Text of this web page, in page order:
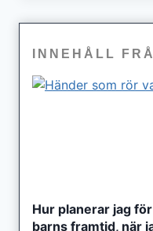
INNEHÅLL
Hur planerar jag
barns framtid, när